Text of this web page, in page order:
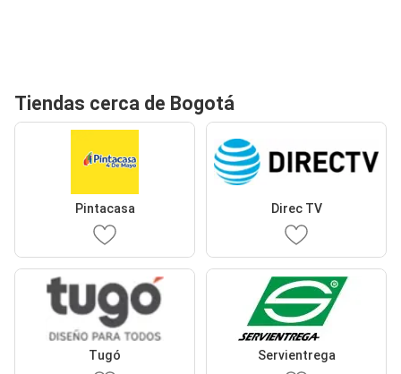
Tiendas cerca de Bogotá
Pintacasa Direc TV
Tugó Servientrega